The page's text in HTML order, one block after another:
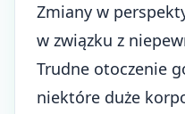
Zmiany w
w związku z
Trudne otoczenie
niektóre duże